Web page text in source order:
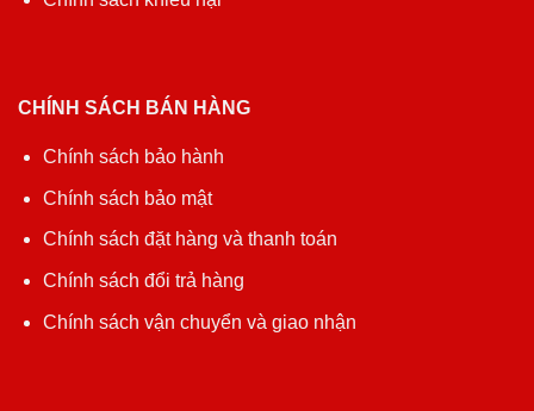
CHÍNH SÁCH BÁN HÀNG
Chính sách bảo hành
Chính sách bảo mật
Chính sách đặt hàng và thanh toán
Chính sách đổi trả hàng
Chính sách vận chuyển và giao nhận